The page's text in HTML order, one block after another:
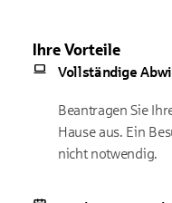
Ihre Vorteile
Vollständige
Beantragen Sie
Hause aus. Ein
nicht notwendig.